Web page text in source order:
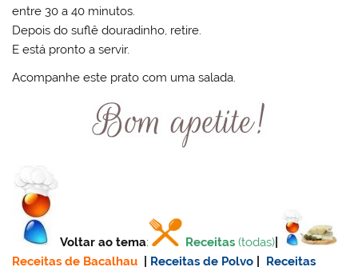
entre 30 a 40 minutos.
Depois do suflê douradinho, retire.
E está pronto a servir.
Acompanhe este prato com uma salada.
Voltar ao tema: Receitas (todas)
Receitas de Bacalhau
Receitas de Polvo
Receitas